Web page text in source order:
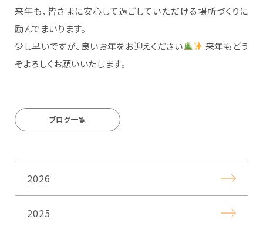
来年も、皆さまに安心して過ごしていただける場所づくりに
励んでまいります。
少し早いですが、良いお年をお迎えください
来年もどう
ぞよろしくお願いいたします。
ブログ一覧
2026
2025